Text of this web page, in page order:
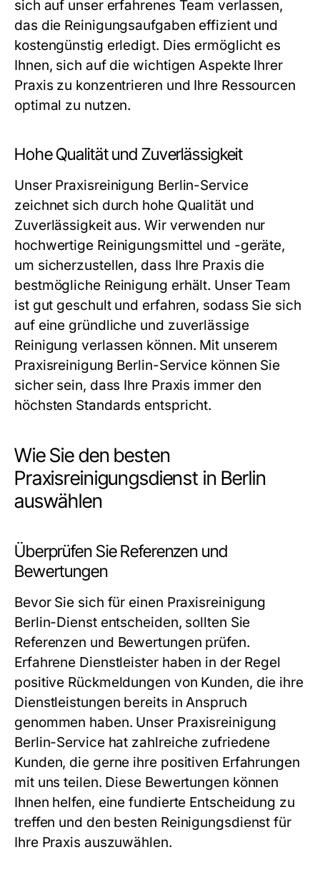
sich auf unser erfahrenes Team verlassen,
das die Reinigungsaufgaben effizient und
kostengünstig erledigt. Dies ermöglicht es
Ihnen, sich auf die wichtigen Aspekte Ihrer
Praxis zu konzentrieren und Ihre Ressourcen
optimal zu nutzen.
Hohe Qualität und Zuverlässigkeit
Unser Praxisreinigung Berlin-Service
zeichnet sich durch hohe Qualität und
Zuverlässigkeit aus. Wir verwenden nur
hochwertige Reinigungsmittel und -geräte,
um sicherzustellen, dass Ihre Praxis die
bestmögliche Reinigung erhält. Unser Team
ist gut geschult und erfahren, sodass Sie sich
auf eine gründliche und zuverlässige
Reinigung verlassen können. Mit unserem
Praxisreinigung Berlin-Service können Sie
sicher sein, dass Ihre Praxis immer den
höchsten Standards entspricht.
Wie Sie den besten
Praxisreinigungsdienst in Berlin
auswählen
Überprüfen Sie Referenzen und
Bewertungen
Bevor Sie sich für einen Praxisreinigung
Berlin-Dienst entscheiden, sollten Sie
Referenzen und Bewertungen prüfen.
Erfahrene Dienstleister haben in der Regel
positive Rückmeldungen von Kunden, die ihre
Dienstleistungen bereits in Anspruch
genommen haben. Unser Praxisreinigung
Berlin-Service hat zahlreiche zufriedene
Kunden, die gerne ihre positiven Erfahrungen
mit uns teilen. Diese Bewertungen können
Ihnen helfen, eine fundierte Entscheidung zu
treffen und den besten Reinigungsdienst für
Ihre Praxis auszuwählen.